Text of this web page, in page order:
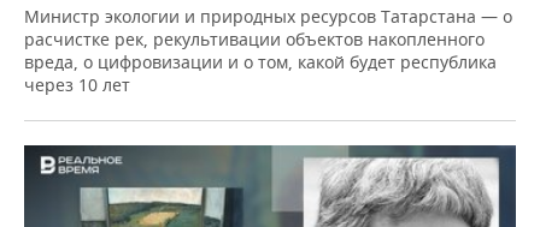
Министр экологии и природных ресурсов Татарстана — о
расчистке рек, рекультивации объектов накопленного
вреда, о цифровизации и о том, какой будет республика
через 10 лет